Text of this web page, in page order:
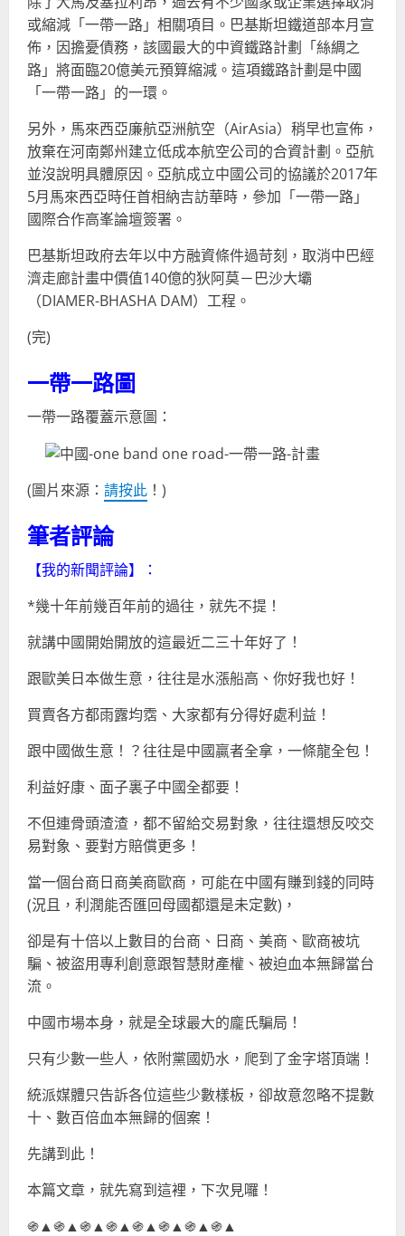
或縮減「一帶一路」相關項目。巴基斯坦鐵道部本月宣
佈，因擔憂債務，該國最大的中資鐵路計劃「絲綢之
路」將面臨20億美元預算縮減。這項鐵路計劃是中國
「一帶一路」的一環。
另外，馬來西亞廉航亞洲航空（AirAsia）稍早也宣佈，
放棄在河南鄭州建立低成本航空公司的合資計劃。亞航
並沒說明具體原因。亞航成立中國公司的協議於2017年
5月馬來西亞時任首相納吉訪華時，參加「一帶一路」
國際合作高峯論壇簽署。
巴基斯坦政府去年以中方融資條件過苛刻，取消中巴經
濟走廊計畫中價值140億的狄阿莫－巴沙大壩
（DIAMER-BHASHA DAM）工程。
(完)
一帶一路圖
一帶一路覆蓋示意圖：
(圖片來源： 請按此 ！)
筆者評論
【我的新聞評論】：
*幾十年前幾百年前的過往，就先不提！
就講中國開始開放的這最近二三十年好了！
跟歐美日本做生意，往往是水漲船高、你好我也好！
買賣各方都雨露均霑、大家都有分得好處利益！
跟中國做生意！？往往是中國贏者全拿，一條龍全包！
利益好康、面子裏子中國全都要！
不但連骨頭渣渣，都不留給交易對象，往往還想反咬交
易對象、要對方賠償更多！
當一個台商日商美商歐商，可能在中國有賺到錢的同時
(況且，利潤能否匯回母國都還是未定數)，
卻是有十倍以上數目的台商、日商、美商、歐商被坑
騙、被盜用專利創意跟智慧財產權、被迫血本無歸當台
流。
中國市場本身，就是全球最大的龐氏騙局！
只有少數一些人，依附黨國奶水，爬到了金字塔頂端！
統派媒體只告訴各位這些少數樣板，卻故意忽略不提數
十、數百倍血本無歸的個案！
先講到此！
本篇文章，就先寫到這裡，下次見囉！
֍▲֍▲֍▲֍▲֍▲֍▲֍▲֍▲